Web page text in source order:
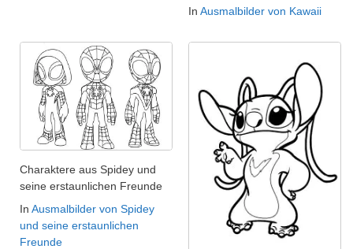
In Ausmalbilder von Kawaii
Charaktere aus Spidey und
seine erstaunlichen Freunde
In Ausmalbilder von Spidey
und seine erstaunlichen
Freunde